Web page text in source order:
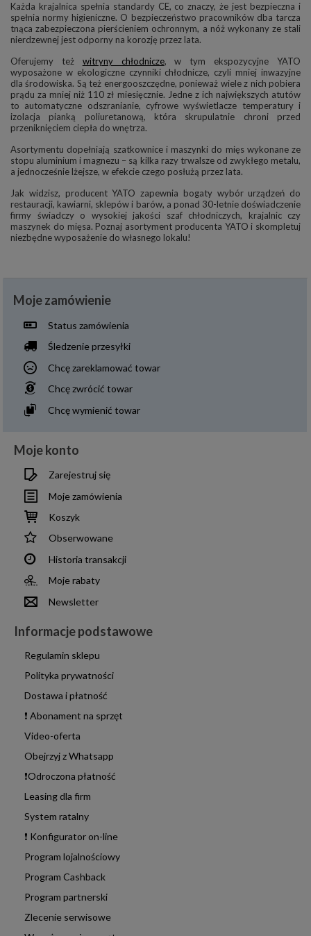
Każda krajalnica spełnia standardy CE, co znaczy, że jest bezpieczna i
spełnia normy higieniczne. O bezpieczeństwo pracowników dba tarcza
tnąca zabezpieczona pierścieniem ochronnym, a nóż wykonany ze stali
nierdzewnej jest odporny na korozję przez lata.
Oferujemy też witryny chłodnicze, w tym ekspozycyjne YATO
wyposażone w ekologiczne czynniki chłodnicze, czyli mniej inwazyjne
dla środowiska. Są też energooszczędne, ponieważ wiele z nich pobiera
prądu za mniej niż 110 zł miesięcznie. Jedne z ich największych atutów
to automatyczne odszranianie, cyfrowe wyświetlacze temperatury i
izolacja pianką poliuretanową, która skrupulatnie chroni przed
przeniknięciem ciepła do wnętrza.
Asortymentu dopełniają szatkownice i maszynki do mięs wykonane ze
stopu aluminium i magnezu – są kilka razy trwalsze od zwykłego metalu,
a jednocześnie lżejsze, w efekcie czego posłużą przez lata.
Jak widzisz, producent YATO zapewnia bogaty wybór urządzeń do
restauracji, kawiarni, sklepów i barów, a ponad 30-letnie doświadczenie
firmy świadczy o wysokiej jakości szaf chłodniczych, krajalnic czy
maszynek do mięsa. Poznaj asortyment producenta YATO i skompletuj
niezbędne wyposażenie do własnego lokalu!
Moje zamówienie
Status zamówienia
Śledzenie przesyłki
Chcę zareklamować towar
Chcę zwrócić towar
Chcę wymienić towar
Moje konto
Zarejestruj się
Moje zamówienia
Koszyk
Obserwowane
Historia transakcji
Moje rabaty
Newsletter
Informacje podstawowe
Regulamin sklepu
Polityka prywatności
Dostawa i płatność
❗ Abonament na sprzęt
Video-oferta
Obejrzyj z Whatsapp
❗Odroczona płatność
Leasing dla firm
System ratalny
❗ Konfigurator on-line
Program lojalnościowy
Program Cashback
Program partnerski
Zlecenie serwisowe